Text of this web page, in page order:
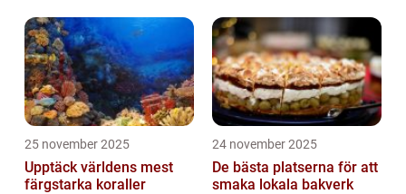
25 november 2025
Upptäck världens mest
färgstarka koraller
24 november 2025
De bästa platserna för att
smaka lokala bakverk